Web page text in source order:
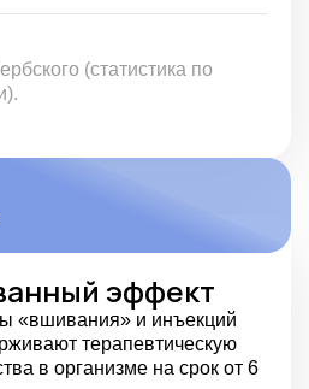
(статистика по
эффект
«вшивания» и инъекций
терапевтическую
в организме на срок от 6